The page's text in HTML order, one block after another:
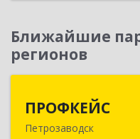
Ближайшие
регионов
ПРОФКЕЙС
Петрозаводск
185035, Карелия